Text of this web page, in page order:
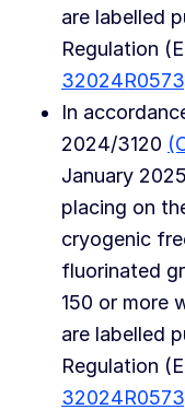
are labelled
Regulation
In
2024/3120
January
placing on
cryogenic
fluorinated
150 or more
are labelled
Regulation